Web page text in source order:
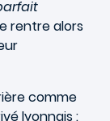
rentre alors
comme
lyonnais :